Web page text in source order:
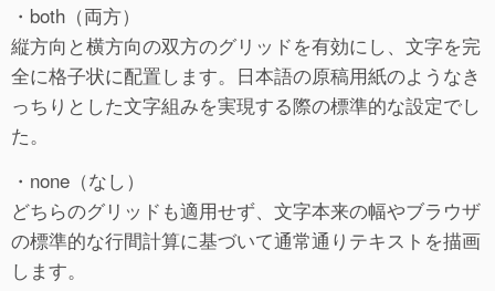
・both（両方）
縦方向と横方向の双方のグリッドを有効にし、文字を完
全に格子状に配置します。日本語の原稿用紙のようなき
っちりとした文字組みを実現する際の標準的な設定でし
た。
・none（なし）
どちらのグリッドも適用せず、文字本来の幅やブラウザ
の標準的な行間計算に基づいて通常通りテキストを描画
します。